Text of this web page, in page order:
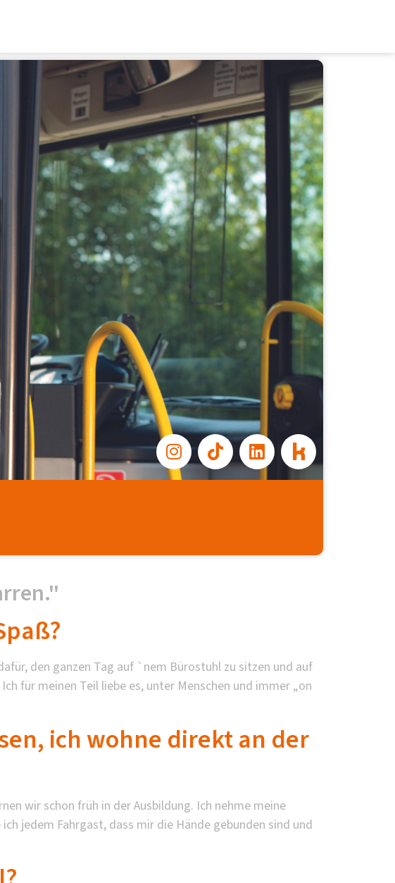
den ganzen Tag auf `nem Bürostuhl zu sitzen und auf
für meinen Teil liebe es, unter Menschen und immer „on
ich wohne direkt an der
wir schon früh in der Ausbildung. Ich nehme meine
jedem Fahrgast, dass mir die Hände gebunden sind und